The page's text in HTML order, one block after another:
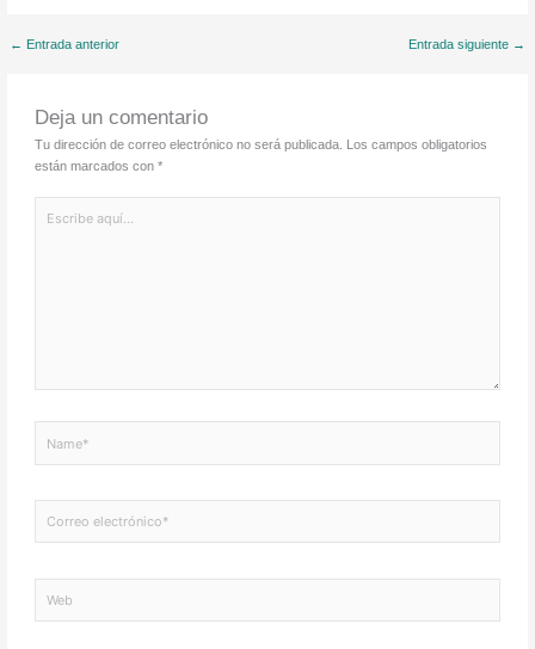
← Entrada anterior Entrada siguiente →
Deja un comentario
Tu dirección de correo electrónico no será publicada.
Los campos obligatorios
están marcados con*
aquí...
electrónico*